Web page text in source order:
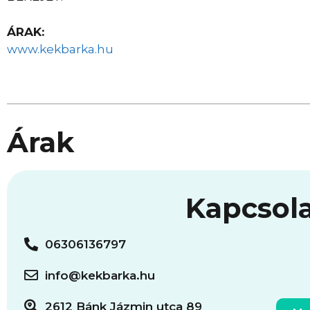
ÁRAK:
www.kekbarka.hu
Árak
06306136797
info@kekbarka.hu
2612 Bánk Jázmin utca 89